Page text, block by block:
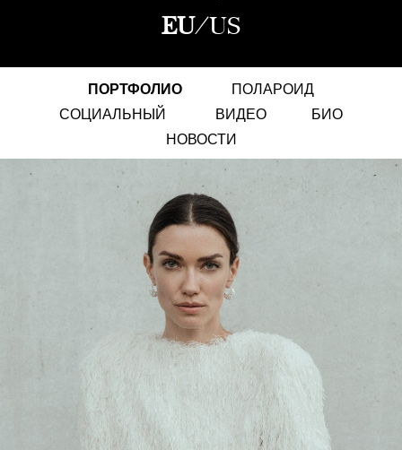
EU/US
ПОРТФОЛИО
ПОЛАРОИД
СОЦИАЛЬНЫЙ
ВИДЕО
БИО
НОВОСТИ